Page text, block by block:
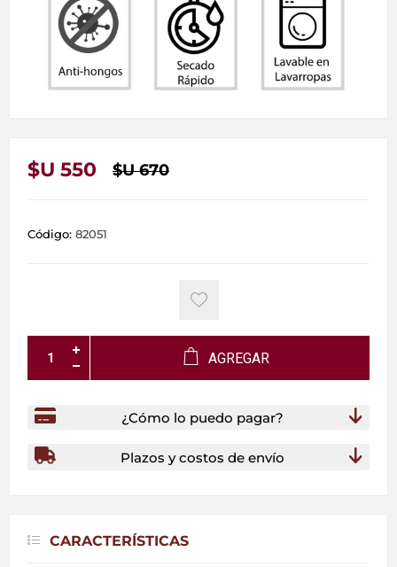
$U 550 $U 670
Código: 82051
AGREGAR
¿Cómo lo puedo pagar?
Plazos y costos de envío
CARACTERÍSTICAS